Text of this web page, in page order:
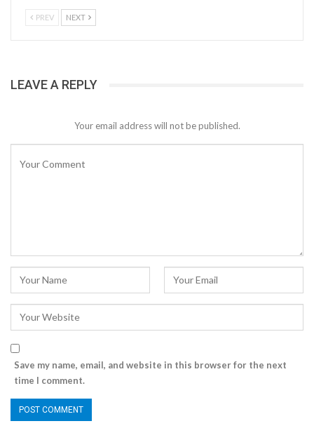
PREV NEXT
LEAVE A REPLY
Your email address will not be published.
Save my name, email, and website in this browser for the next
time I comment.